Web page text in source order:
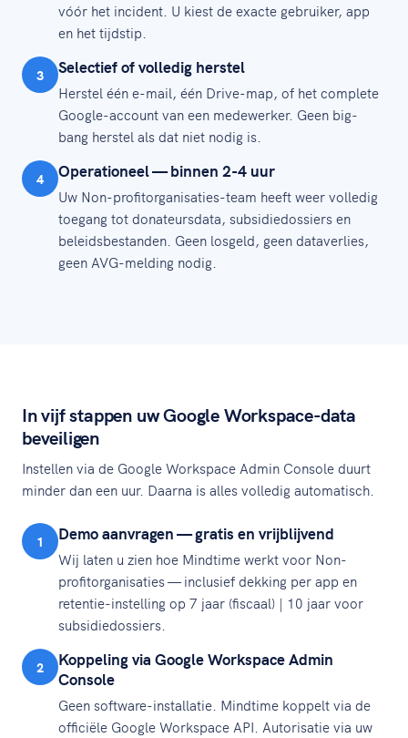
vóór het incident. U kiest de exacte gebruiker, app
en het tijdstip.
3 Selectief of volledig herstel
Herstel één e-mail, één Drive-map, of het complete
Google-account van een medewerker. Geen big-
bang herstel als dat niet nodig is.
4 Operationeel — binnen 2-4 uur
Uw Non-profitorganisaties-team heeft weer volledig
toegang tot donateursdata, subsidiedossiers en
beleidsbestanden. Geen losgeld, geen dataverlies,
geen AVG-melding nodig.
In vijf stappen uw Google Workspace-data
beveiligen
Instellen via de Google Workspace Admin Console duurt
minder dan een uur. Daarna is alles volledig automatisch.
1 Demo aanvragen — gratis en vrijblijvend
Wij laten u zien hoe Mindtime werkt voor Non-
profitorganisaties — inclusief dekking per app en
retentie-instelling op 7 jaar (fiscaal) | 10 jaar voor
subsidiedossiers.
2
Koppeling via Google Workspace Admin
Console
Geen software-installatie. Mindtime koppelt via de
officiële Google Workspace API. Autorisatie via uw